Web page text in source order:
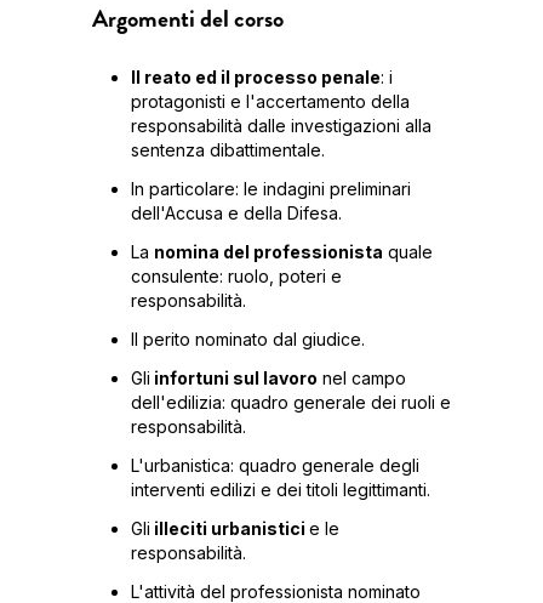
Argomenti del corso
Il reato ed il processo penale: i
protagonisti e l'accertamento della
responsabilità dalle investigazioni alla
sentenza dibattimentale.
In particolare: le indagini preliminari
dell'Accusa e della Difesa.
La nomina del professionista quale
consulente: ruolo, poteri e
responsabilità.
Il perito nominato dal giudice.
Gli infortuni sul lavoro nel campo
dell'edilizia: quadro generale dei ruoli e
responsabilità.
L'urbanistica: quadro generale degli
interventi edilizi e dei titoli legittimanti.
Gli illeciti urbanistici e le
responsabilità.
L'attività del professionista nominato